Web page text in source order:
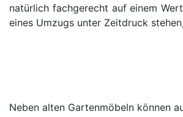
natürlich fachgerecht auf einem
eines Umzugs unter Zeitdruck
Neben alten Gartenmöbeln können